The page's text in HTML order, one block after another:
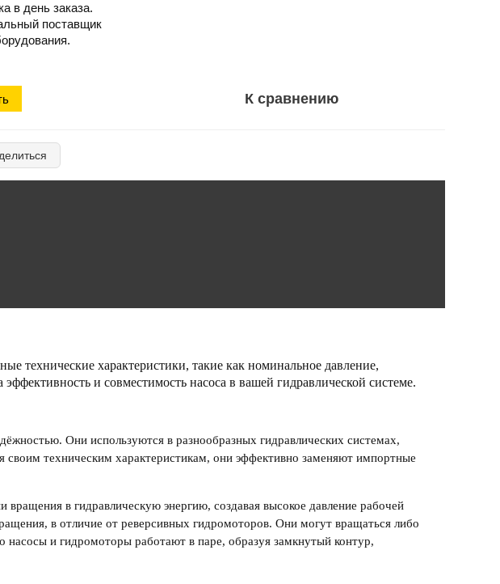
в день заказа.
поставщик
К сравнению
технические характеристики, такие как номинальное давление,
и совместимость насоса в вашей гидравлической системе.
Они используются в разнообразных гидравлических системах,
техническим характеристикам, они эффективно заменяют импортные
вращения в гидравлическую энергию, создавая высокое давление рабочей
в отличие от реверсивных гидромоторов. Они могут вращаться либо
насосы и гидромоторы работают в паре, образуя замкнутый контур,